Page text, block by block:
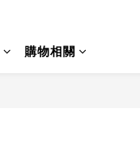
購物相關